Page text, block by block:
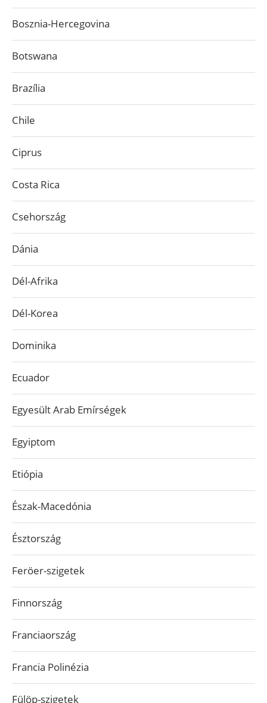
Bosznia-Hercegovina
Botswana
Brazília
Chile
Ciprus
Costa Rica
Csehország
Dánia
Dél-Afrika
Dél-Korea
Dominika
Ecuador
Egyesült Arab Emírségek
Egyiptom
Etiópia
Észak-Macedónia
Észtország
Feröer-szigetek
Finnország
Franciaország
Francia Polinézia
Fülöp-szigetek